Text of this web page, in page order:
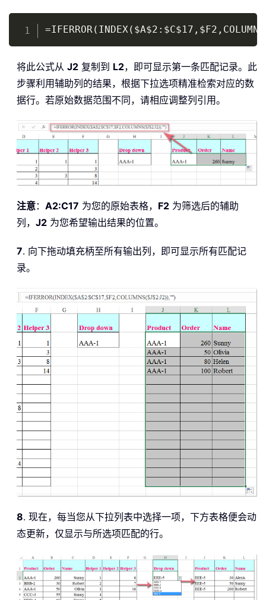
Copy
将此公式从 J2 复制到 L2，即可显示第一条匹配记录。此
步骤利用辅助列的结果，根据下拉选项精准检索对应的数
据行。若原始数据范围不同，请相应调整列引用。
注意： A2:C17 为您的原始表格， F2 为筛选后的辅助
列， J2 为您希望输出结果的位置。
7. 向下拖动填充柄至所有输出列，即可显示所有匹配记
录。
8. 现在，每当您从下拉列表中选择一项，下方表格便会动
态更新，仅显示与所选项匹配的行。